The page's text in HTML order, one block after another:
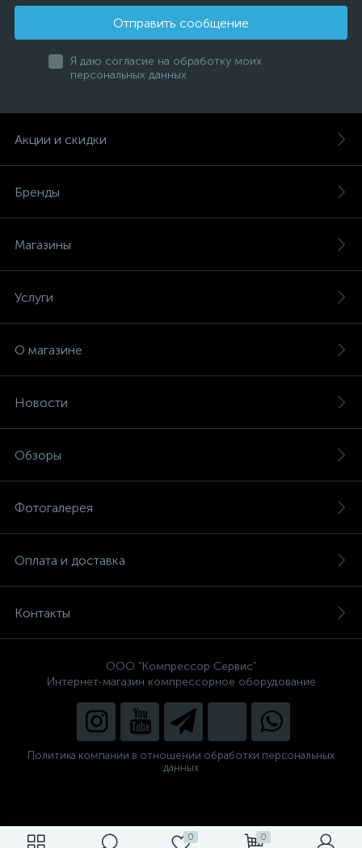
0 0
Отправить сообщение
Я даю согласие на обработку моих
персональных данных
Акции и скидки
Бренды
Магазины
Услуги
О магазине
Новости
Обзоры
Фотогалерея
Оплата и доставка
Контакты
ООО "Компрессор Сервис"
Интернет-магазин компрессорное оборудование
Политика компании в отношении обработки персональных
данных